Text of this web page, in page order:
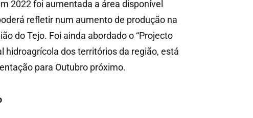
2022 foi aumentada a área disponível
refletir num aumento de produção na
do Tejo. Foi ainda abordado o “Projecto
hidroagrícola dos territórios da região, está
para Outubro próximo.